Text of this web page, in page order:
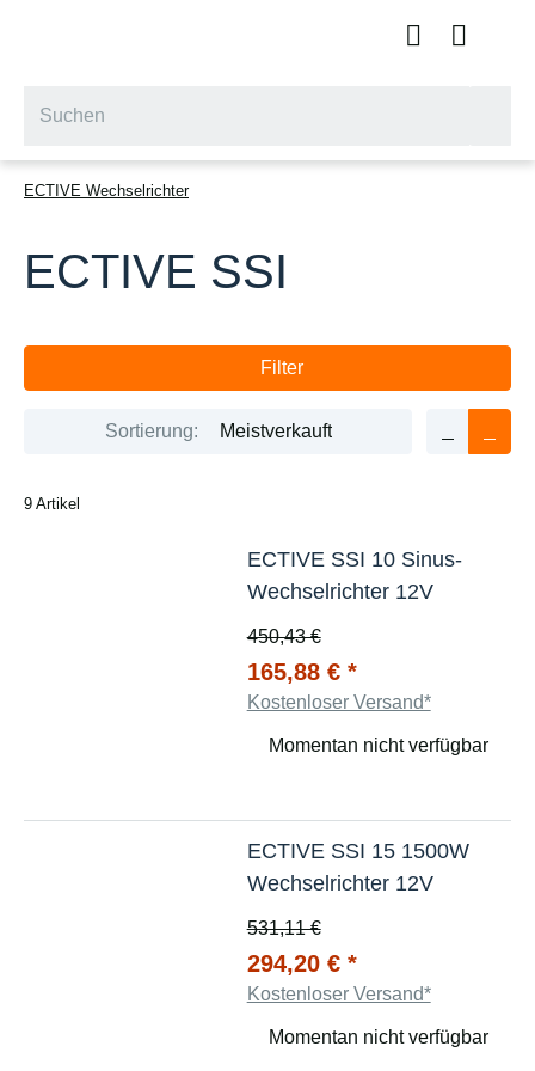
ECTIVE Wechselrichter
ECTIVE SSI
Filter
Sortierung: Meistverkauft
9 Artikel
ECTIVE SSI 10 Sinus-
Wechselrichter 12V
450,43 €
165,88 € *
Kostenloser Versand*
Momentan nicht verfügbar
ECTIVE SSI 15 1500W
Wechselrichter 12V
531,11 €
294,20 € *
Kostenloser Versand*
Momentan nicht verfügbar